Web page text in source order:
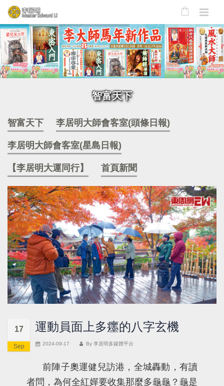
智富天下
智富天下 李居明大師會客室(頭條日報)
李居明大師會客室(星島日報)
【李居明大運同行】 首頁新聞
17
Sep
運動員面上多癦的八字玄機
2024-09-17 By 李居明多媒體平台
前陣子奧運健兒訪港，全城轟動，有讀
者問，為何全紅嬋要收集那麼多龜龜？龜是